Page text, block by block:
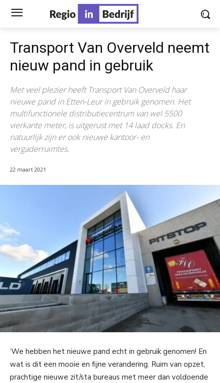
Transport Van Overveld neemt
nieuw pand in gebruik
Met veel plezier heeft Transport Van Overveld haar
nieuwe pand in Etten-Leur in gebruik genomen. Het
multifunctionele distributiecentrum van wel 5500
vierkante meter, is uitgerust met 14 laad docks. En
natuurlijk zijn er ook nieuwe kantoor- en
vergaderruimtes.
22 maart 2021
‘We hebben het nieuwe pand echt in gebruik genomen! En
wat is dit een mooie en fijne verandering. Ruim van opzet,
prachtige nieuwe zit/sta bureaus met meer dan voldoende